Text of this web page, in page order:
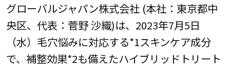
グローバルジャパン株式会社 (本社：東京都中
央区、代表：菅野 沙織)は、2023年7月5日
（水）毛穴悩みに対応する*1スキンケア成分
で、補整効果*2も備えたハイブリッドトリート